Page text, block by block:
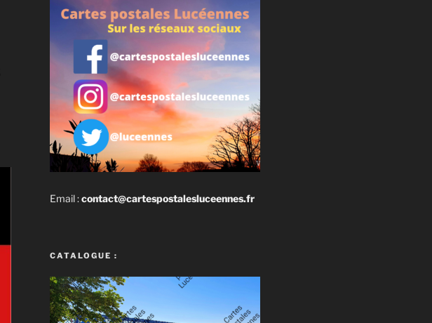
Email :contact@cartespostalesluceennes.fr
CATALOGUE :